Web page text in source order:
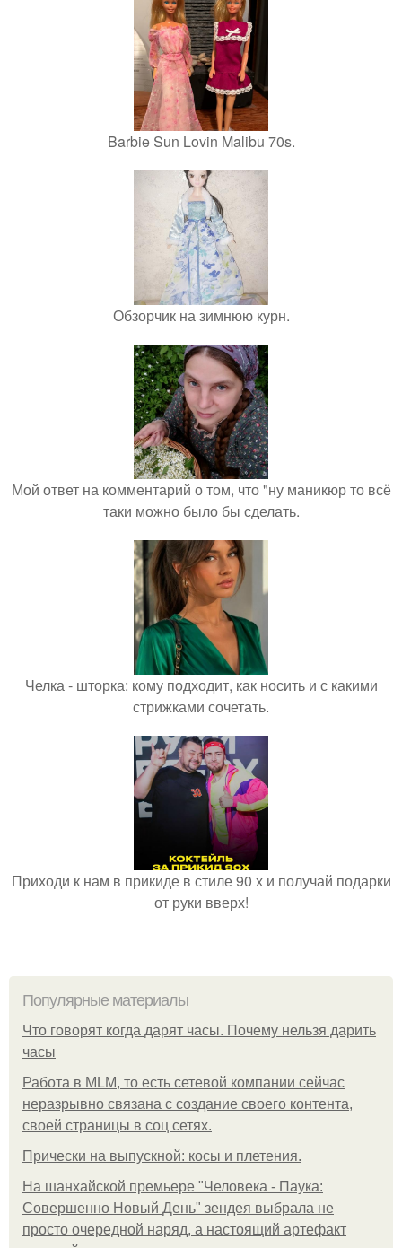
Barbie Sun Lovin Malibu 70s.
Обзорчик на зимнюю курн.
Мой ответ на комментарий о том, что "ну маникюр то всё
таки можно было бы сделать.
Челка - шторка: кому подходит, как носить и с какими
стрижками сочетать.
Приходи к нам в прикиде в стиле 90 х и получай подарки
от руки вверх!
Популярные материалы
Что говорят когда дарят часы. Почему нельзя дарить
часы
Работа в MLM, то есть сетевой компании сейчас
неразрывно связана с создание своего контента,
своей страницы в соц сетях.
Прически на выпускной: косы и плетения.
На шанхайской премьере "Человека - Паука:
Совершенно Новый День" зендея выбрала не
просто очередной наряд, а настоящий артефакт